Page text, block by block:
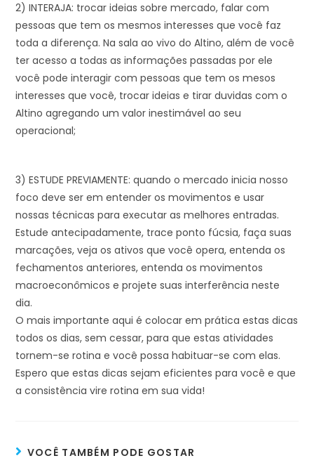
2) INTERAJA: trocar ideias sobre mercado, falar com
pessoas que tem os mesmos interesses que você faz
toda a diferença. Na sala ao vivo do Altino, além de você
ter acesso a todas as informações passadas por ele
você pode interagir com pessoas que tem os mesos
interesses que você, trocar ideias e tirar duvidas com o
Altino agregando um valor inestimável ao seu
operacional;
3) ESTUDE PREVIAMENTE: quando o mercado inicia nosso
foco deve ser em entender os movimentos e usar
nossas técnicas para executar as melhores entradas.
Estude antecipadamente, trace ponto fúcsia, faça suas
marcações, veja os ativos que você opera, entenda os
fechamentos anteriores, entenda os movimentos
macroeconômicos e projete suas interferência neste
dia.
O mais importante aqui é colocar em prática estas dicas
todos os dias, sem cessar, para que estas atividades
tornem-se rotina e você possa habituar-se com elas.
Espero que estas dicas sejam eficientes para você e que
a consistência vire rotina em sua vida!
VOCÊ TAMBÉM PODE GOSTAR